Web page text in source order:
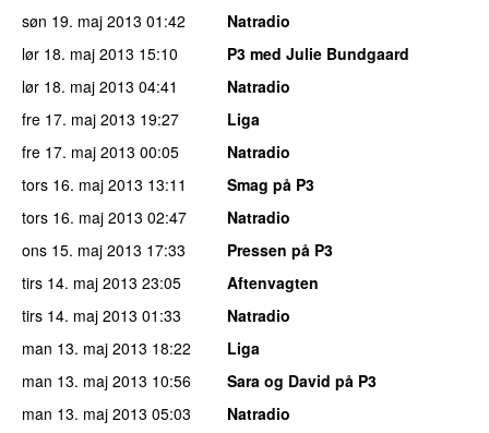
søn 19. maj 2013 01:42
Natradio
lør 18. maj 2013 15:10
P3 med Julie Bundgaard
lør 18. maj 2013 04:41
Natradio
fre 17. maj 2013 19:27
Liga
fre 17. maj 2013 00:05
Natradio
tors 16. maj 2013 13:11
Smag på P3
tors 16. maj 2013 02:47
Natradio
ons 15. maj 2013 17:33
Pressen på P3
tirs 14. maj 2013 23:05
Aftenvagten
tirs 14. maj 2013 01:33
Natradio
man 13. maj 2013 18:22
Liga
man 13. maj 2013 10:56
Sara og David på P3
man 13. maj 2013 05:03
Natradio